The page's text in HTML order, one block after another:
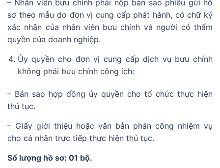
– Nhân viên bưu chính phải nộp bản sao phiếu gửi hồ
sơ theo mẫu do đơn vị cung cấp phát hành, có chữ ký
xác nhận của nhân viên bưu chính và người có thẩm
quyền của doanh nghiệp.
Ủy quyền cho đơn vị cung cấp dịch vụ bưu chính
không phải bưu chính công ích:
– Bản sao hợp đồng ủy quyền cho tổ chức thực hiện
thủ tục.
– Giấy giới thiệu hoặc văn bản phân công nhiệm vụ
cho cá nhân trực tiếp thực hiện thủ tục.
Số lượng hồ sơ: 01 bộ.